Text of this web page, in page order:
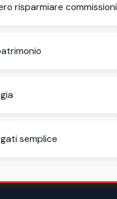
risparmiare commissioni
semplice